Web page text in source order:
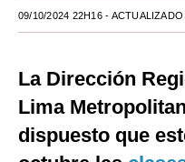
EEUU
Internacional
09/10/2024 22H16- ACTUALIZADO
La Dirección
Lima
dispuesto que